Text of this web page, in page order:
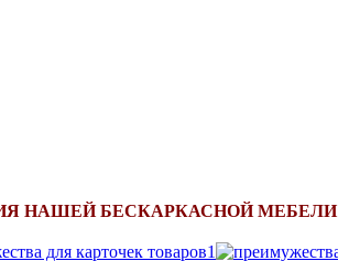
НАШЕЙ БЕСКАРКАСНОЙ МЕБЕЛИ